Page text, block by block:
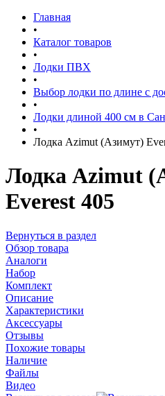
Главная
•
Каталог товаров
•
Лодки ПВХ
•
Выбор лодки по длине c
•
Лодки длиной 400 см в
•
Лодка Azimut (Азимут)
Лодка Azimut
Everest 405
Вернуться в раздел
Обзор товара
Аналоги
Набор
Комплект
Описание
Характеристики
Аксессуары
Отзывы
Похожие товары
Наличие
Файлы
Видео